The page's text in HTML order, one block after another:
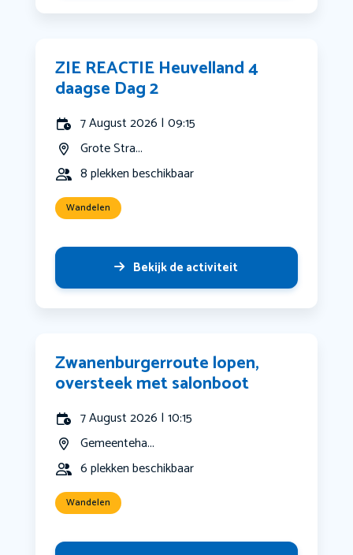
ZIE REACTIE Heuvelland 4
daagse Dag 2
7 August 2026 | 09:15
Grote Stra...
8 plekken beschikbaar
Wandelen
Bekijk de activiteit
Zwanenburgerroute lopen,
oversteek met salonboot
7 August 2026 | 10:15
Gemeenteha...
6 plekken beschikbaar
Wandelen